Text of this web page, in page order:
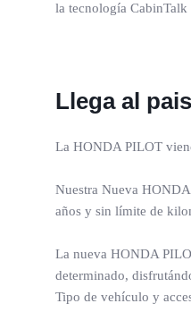
la tecnología CabinTalk
Llega al
La HONDA PILOT
Nuestra Nueva
años y sin límite de
La nueva HONDA
determinado,
Tipo de vehículo y